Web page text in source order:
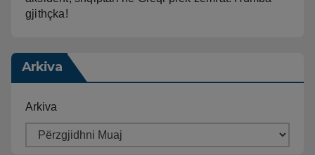
gjithçka!
Arkiva
Arkiva